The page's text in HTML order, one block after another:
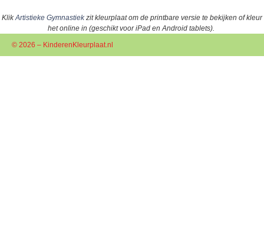
KlikArtistieke Gymnastiekzit kleurplaat om de printbare versie te bekijken of kleur
het online in (geschikt voor iPad en Android tablets).
© 2026 – KinderenKleurplaat.nl